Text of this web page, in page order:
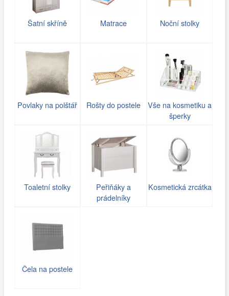
Šatní skříně Matrace Noční stolky
Povlaky na polštář Rošty do postele
Vše na kosmetiku a
šperky
Toaletní stolky
Peřiňáky a
prádelníky
Kosmetická zrcátka
Čela na postele